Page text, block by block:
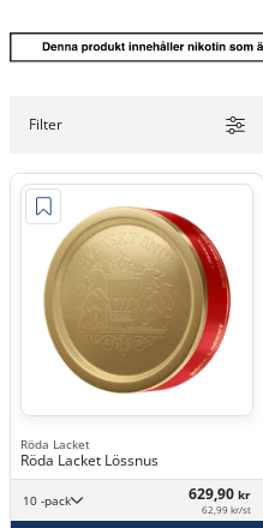
Filter
Röda Lacket
Röda Lacket Lössnus
10 -pack 629,90 kr
62,99 kr/st